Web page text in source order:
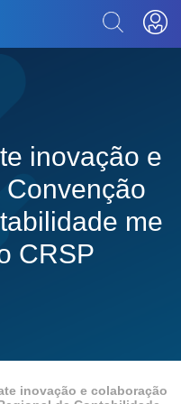
inovação e
me
CRSP
inovação e colaboração